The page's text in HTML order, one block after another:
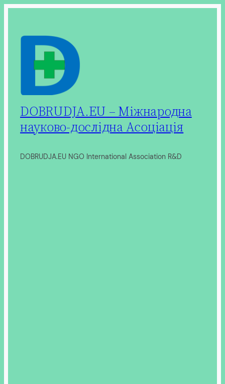
вмісту
DOBRUDJA.EU – Міжнародна
науково-дослідна Асоціація
DOBRUDJA.EU NGO International Association R&D